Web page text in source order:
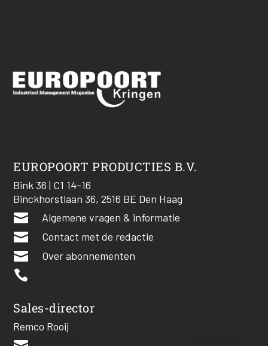
EUROPOORT PRODUCTIES B.V.
Bink 36 | C1 14-16
Binckhorstlaan 36, 2516 BE Den Haag
 Algemene vragen & informatie
 Contact met de redactie
 Over abonnementen

Sales-director
Remco Rooij